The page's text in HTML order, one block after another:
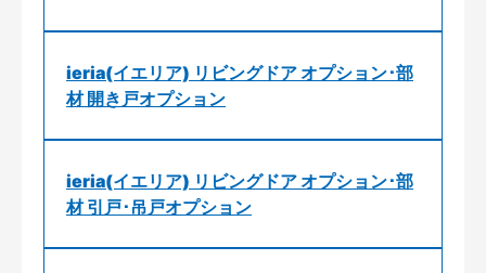
ieria(イエリア) リビングドア オプション･部
材 開き戸オプション
ieria(イエリア) リビングドア オプション･部
材 引戸･吊戸オプション